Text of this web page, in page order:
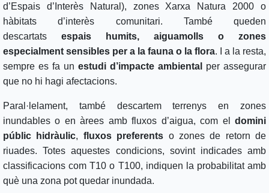
d’Espais d’Interès Natural), zones Xarxa Natura 2000 o
hàbitats d’interès comunitari. També queden
descartats espais humits, aiguamolls o zones
especialment sensibles per a la fauna o la flora. I a la resta,
sempre es fa un estudi d’impacte ambiental
per assegurar
que no hi hagi afectacions.
Paral·lelament, també descartem terrenys en zones
inundables o en àrees amb fluxos d’aigua, com el domini
públic hidràulic, fluxos preferents o zones de retorn de
riuades. Totes aquestes condicions, sovint indicades amb
classificacions com T10 o T100, indiquen la probabilitat amb
què una zona pot quedar inundada.